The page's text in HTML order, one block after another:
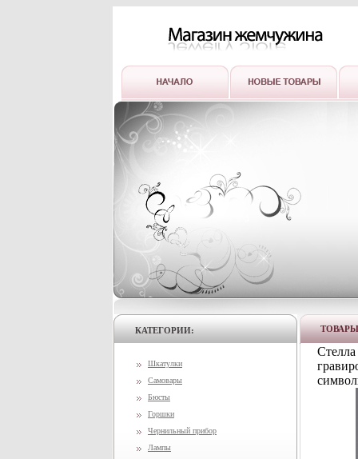
КАТЕГОРИИ:
Шкатулки
Самовары
Бюсты
Горшки
Чернильный прибор
Лампы
ТОВАРЫ